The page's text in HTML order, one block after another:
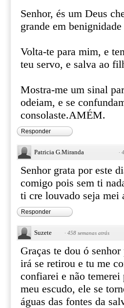
Senhor, és um Deus
grande em
Volta-te para mim, e
teu servo, e salva ao
Mostra-me um sinal
odeiam, e se
consolaste.AMÉM.
Responder
Patricia G.Miranda ·
Senhor grata por este
comigo pois sem ti
ti cre louvado seja mei
Responder
Suzete · 458 semanas atrás
Graças te dou ó
irá se retirou e tu me
confiarei e não temerei
meu escudo, ele se
águas das fontes da